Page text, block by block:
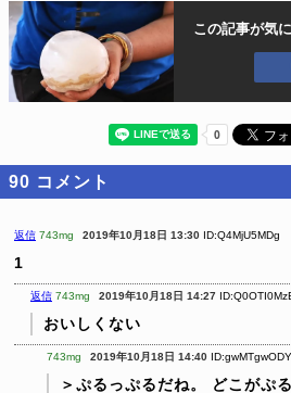
この記事が気
90 コメント
返信 743mg 2019年10月18日 13:30 ID:Q4MjU5MDg
1
返信 743mg 2019年10月18日 14:27
おいしくない
743mg 2019年10月18日 14:40 ID:gwMTgwODY
＞ぷるっぷるだね。 どこがぷ